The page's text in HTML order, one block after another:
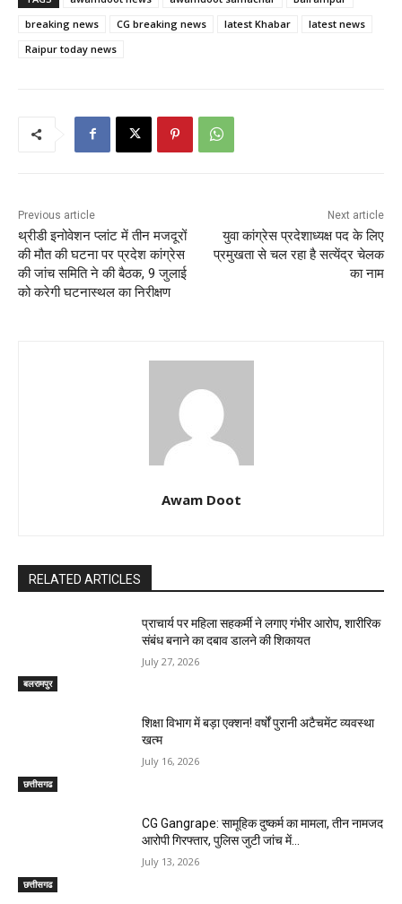
breaking news
CG breaking news latest Khabar
latest news
Raipur today news
Previous article
थ्रीडी इनोवेशन प्लांट में तीन मजदूरों
की मौत की घटना पर प्रदेश कांग्रेस
की जांच समिति ने की बैठक, 9 जुलाई
को करेगी घटनास्थल का निरीक्षण
Next article
युवा कांग्रेस प्रदेशाध्यक्ष पद के लिए
प्रमुखता से चल रहा है सत्येंद्र चेलक
का नाम
Awam Doot
RELATED ARTICLES
बलरामपुर
प्राचार्य पर महिला सहकर्मी ने लगाए गंभीर आरोप, शारीरिक
संबंध बनाने का दबाव डालने की शिकायत
July 27, 2026
छत्तीसगढ
शिक्षा विभाग में बड़ा एक्शन! वर्षों पुरानी अटैचमेंट व्यवस्था
खत्म
July 16, 2026
छत्तीसगढ
CG Gangrape: सामूहिक दुष्कर्म का मामला, तीन नामजद
आरोपी गिरफ्तार, पुलिस जुटी जांच में…
July 13, 2026